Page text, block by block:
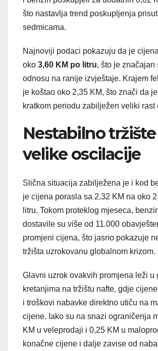
što nastavlja trend poskupljenja
sedmicama.
Najnoviji podaci pokazuju da je
oko 3,60 KM po litru, što je značajan
odnosu na ranije izvještaje. Krajem
je koštao oko 2,35 KM, što znači da
kratkom periodu zabilježen veliki rast
Nestabilno
velike oscilacije
Slična situacija zabilježena je i kod
je cijena porasla sa 2,32 KM na oko
litru. Tokom proteklog mjeseca,
dostavile su više od 11.000
promjeni cijena, što jasno pokazuje
tržišta uzrokovanu globalnom krizom.
Glavni uzrok ovakvih promjena leži u
kretanjima na tržištu nafte, gdje
i troškovi nabavke direktno utiču na
cijene. Iako su na snazi ograničenja
KM u veleprodaji i 0,25 KM u
konačne cijene i dalje zavise od